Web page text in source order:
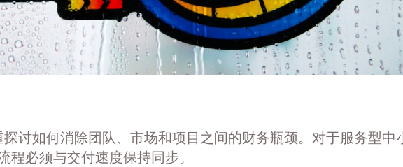
讨如何消除团队、市场和项目之间的财务瓶颈。对于服务型中
必须与交付速度保持同步。